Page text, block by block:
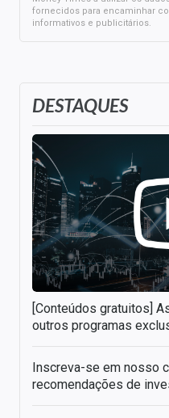
DESTAQUES
[Conteúdos gratuitos]
outros programas
Inscreva-se em nosso
recomendações de
fornecidos para encaminhar
informativos e publicitários.